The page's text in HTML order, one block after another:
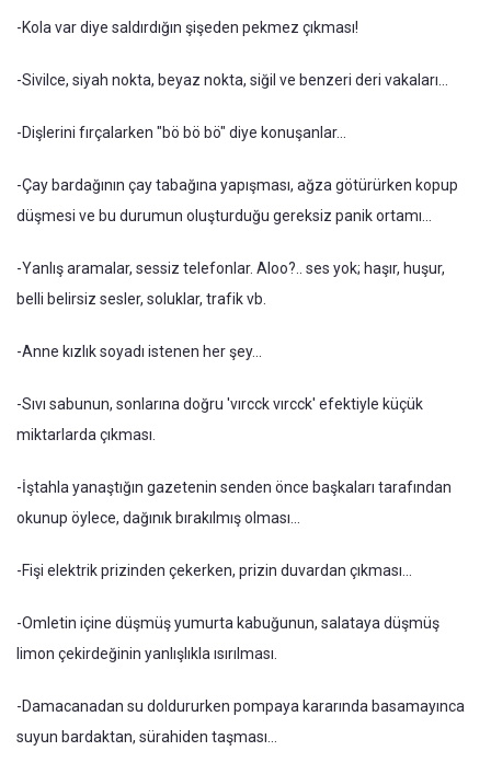
-Kola var diye saldırdığın şişeden pekmez çıkması!
-Sivilce, siyah nokta, beyaz nokta, siğil ve benzeri deri vakaları...
-Dişlerini fırçalarken "bö bö bö" diye konuşanlar...
-Çay bardağının çay tabağına yapışması, ağza götürürken kopup
düşmesi ve bu durumun oluşturduğu gereksiz panik ortamı...
-Yanlış aramalar, sessiz telefonlar. Aloo?.. ses yok; haşır, huşur,
belli belirsiz sesler, soluklar, trafik vb.
-Anne kızlık soyadı istenen her şey...
-Sıvı sabunun, sonlarına doğru 'vırcck vırcck' efektiyle küçük
miktarlarda çıkması.
-İştahla yanaştığın gazetenin senden önce başkaları tarafından
okunup öylece, dağınık bırakılmış olması...
-Fişi elektrik prizinden çekerken, prizin duvardan çıkması...
-Omletin içine düşmüş yumurta kabuğunun, salataya düşmüş
limon çekirdeğinin yanlışlıkla ısırılması.
-Damacanadan su doldururken pompaya kararında basamayınca
suyun bardaktan, sürahiden taşması...